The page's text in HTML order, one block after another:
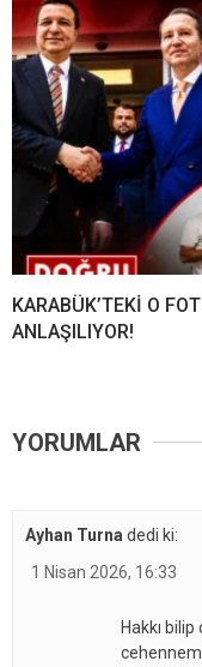
KARABÜK’TEKİ O
ANLAŞILIYOR!
YORUMLAR
Ayhan Turna dedi ki:
1 Nisan 2026, 16:33
Hakkı